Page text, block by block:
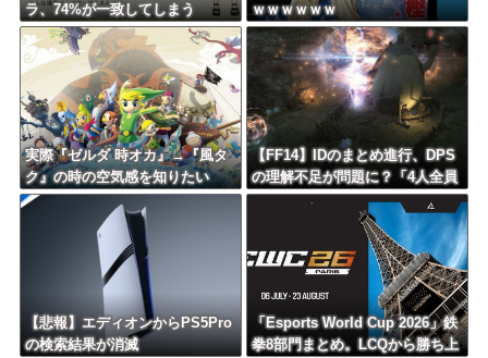
ラ、74%が一致してしまう
ｗｗｗｗｗｗ
実際『ゼルダ 時オカ』→『風タ
ク』の時の空気感を知りたい
【FF14】IDのまとめ進行、DPS
の理解不足が問題に？「4人全員
で成り立たせるもの」
【悲報】エディオンからPS5Pro
の検索結果が消滅
「Esports World Cup 2026」鉄
拳8部門まとめ。LCQから勝ち上